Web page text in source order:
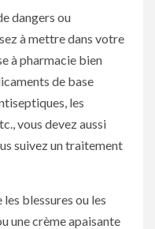
dangers ou
à mettre dans votre
à pharmacie bien
de base
les
vous devez aussi
suivez un traitement
blessures ou les
une crème apaisante